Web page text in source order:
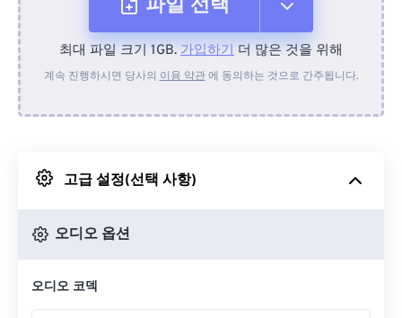
파일 선택
장치에서
Google 드라이브에서
최대 파일 크기 1GB. 가입하기 더 많은 것을 위해
계속 진행하시면 당사의 이용 약관에 동의하는 것으로 간주됩니다.
고급 설정(선택 사항)
오디오 옵션
오디오 코덱